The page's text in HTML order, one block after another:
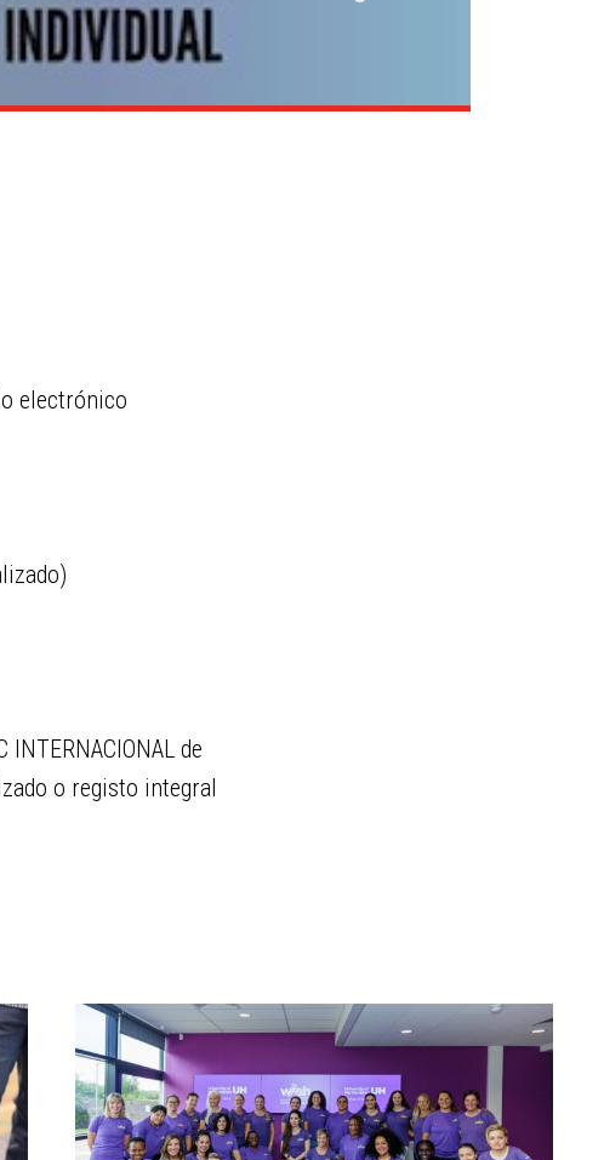
electrónico
de
o registo integral